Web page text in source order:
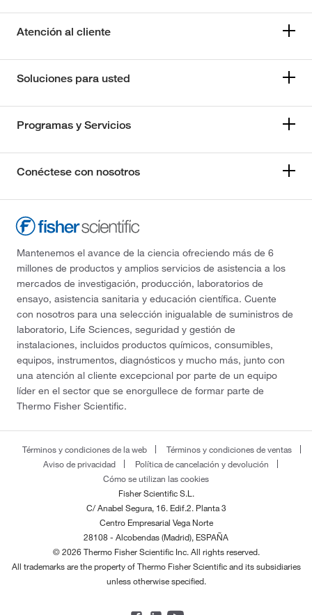
Atención al cliente
Soluciones para usted
Programas y Servicios
Conéctese con nosotros
Mantenemos el avance de la ciencia ofreciendo más de 6
millones de productos y amplios servicios de asistencia a los
mercados de investigación, producción, laboratorios de
ensayo, asistencia sanitaria y educación científica. Cuente
con nosotros para una selección inigualable de suministros de
laboratorio, Life Sciences, seguridad y gestión de
instalaciones, incluidos productos químicos, consumibles,
equipos, instrumentos, diagnósticos y mucho más, junto con
una atención al cliente excepcional por parte de un equipo
líder en el sector que se enorgullece de formar parte de
Thermo Fisher Scientific.
Términos y condiciones de la web
Términos y condiciones de ventas
Aviso de privacidad
Política de cancelación y devolución
Cómo se utilizan las cookies
Fisher Scientific S.L.
C/ Anabel Segura, 16. Edif.2. Planta 3
Centro Empresarial Vega Norte
28108 - Alcobendas (Madrid), ESPAÑA
© 2026 Thermo Fisher Scientific Inc. All rights reserved.
All trademarks are the property of Thermo Fisher Scientific and its subsidiaries
unless otherwise specified.